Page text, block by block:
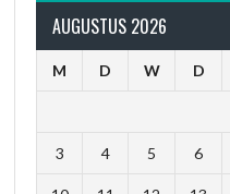
AUGUSTUS 2026
M D W D
3 4 5 6